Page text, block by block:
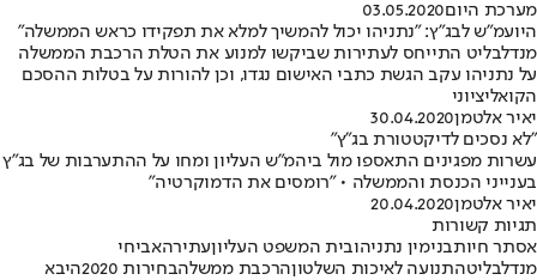
מערכת היום03.05.2020
היועמ"ש לבג"ץ: "נתניהו יכול להמשיך למלא את תפקידו כראש הממשלה"
מנדלבליט התייחס לעתירות שביקשו למנוע את הטלת הרכבת הממשלה
על נתניהו עקב הגשת כתבי האישום נגדו, וכן להורות על בטלות ההסכם
הקואליציוני
יאיר אלטמן30.04.2020
"לא נסכים לדיקטטורת בג"ץ"
עשרות מפגינים התאספו מול ביהמ"ש העליון ומחו על ההתערבות של בג"ץ
בענייני הכנסת והממשלה • "רומסים את הדמוקרטיה"
יאיר אלטמן20.04.2020
תגיות קשורות
אסתר חיותבנימין נתניהובית המשפט העליוןעתירהאביחי
מנדלבליטהתנועה לאיכות השלטוןהרכבת ממשלהבחירות 2020
היבא